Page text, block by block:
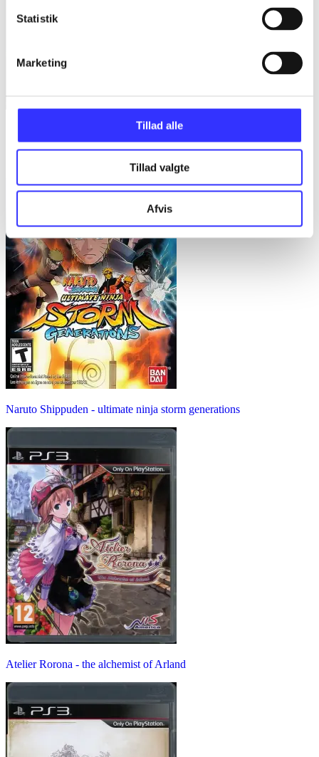
Statistik
Marketing
Tillad alle
Tillad valgte
Afvis
Naruto Shippuden - ultimate ninja storm generations
Atelier Rorona - the alchemist of Arland